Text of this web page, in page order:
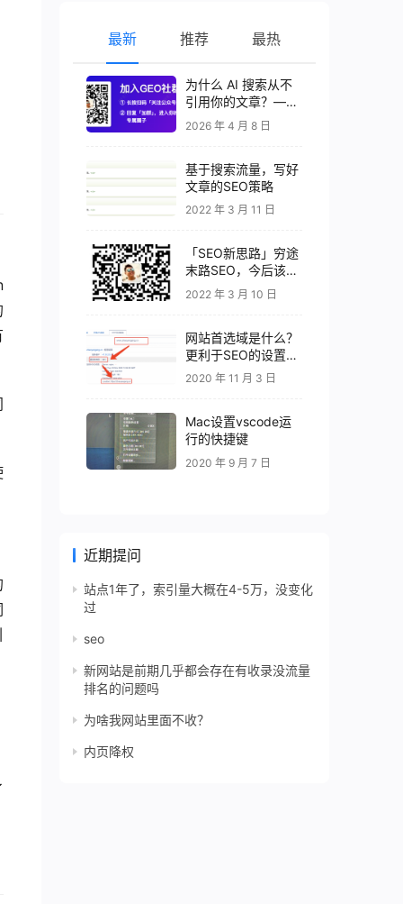
最新 推荐 最热
为什么 AI 搜索从不
引用你的文章？——
高引用率 GEO 内容
的 7 个秘密
2026 年 4 月 8 日
基于搜索流量，写好
文章的SEO策略
2022 年 3 月 11 日
「SEO新思路」穷途
末路SEO，今后该何
去何从？
2022 年 3 月 10 日
网站首选域是什么？
更利于SEO的设置要
素
2020 年 11 月 3 日
Mac设置vscode运
行的快捷键
2020 年 9 月 7 日
近期提问
站点1年了，索引量大概在4-5万，没变化
过
seo
新网站是前期几乎都会存在有收录没流量
排名的问题吗
为啥我网站里面不收？
内页降权